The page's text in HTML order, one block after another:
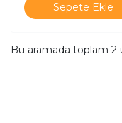
Sepete Ekle
Bu aramada toplam 2